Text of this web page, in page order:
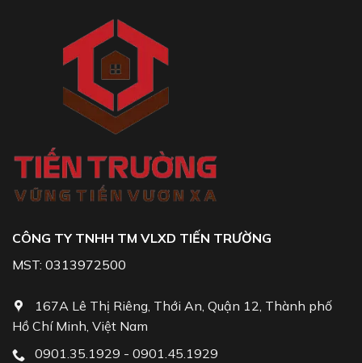
CÔNG TY TNHH TM VLXD TIẾN TRƯỜNG
MST: 0313972500
167A Lê Thị Riêng, Thới An, Quận 12, Thành phố
Hồ Chí Minh, Việt Nam
0901.35.1929 - 0901.45.1929